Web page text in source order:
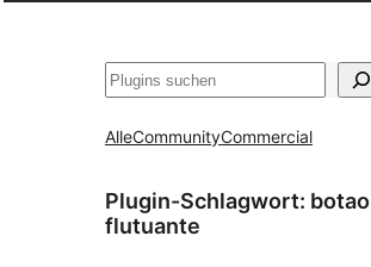
Suchen
AlleCommunityCommercial
Plugin-Schlagwort: botao
flutuante